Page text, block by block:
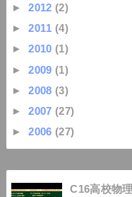
►2012 (2)
►2011 (4)
►2010 (1)
►2009 (1)
►2008 (3)
►2007 (27)
►2006 (27)
C16高校物